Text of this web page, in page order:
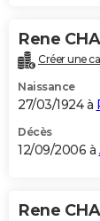
Rene
Créer une
Naissance
27/03/1924 à
Décès
12/09/2006 à
Rene